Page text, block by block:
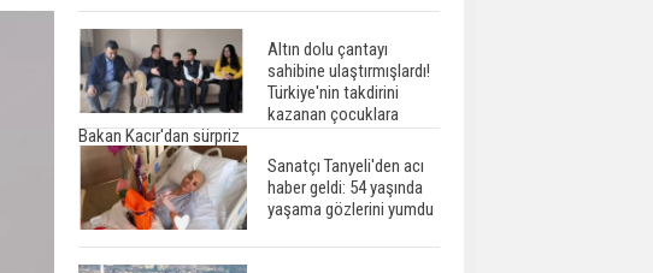
Altın dolu çantayı
sahibine ulaştırmışlardı!
Türkiye'nin takdirini
kazanan çocuklara
Bakan Kacır'dan sürpriz
Sanatçı Tanyeli'den acı
haber geldi: 54 yaşında
yaşama gözlerini yumdu